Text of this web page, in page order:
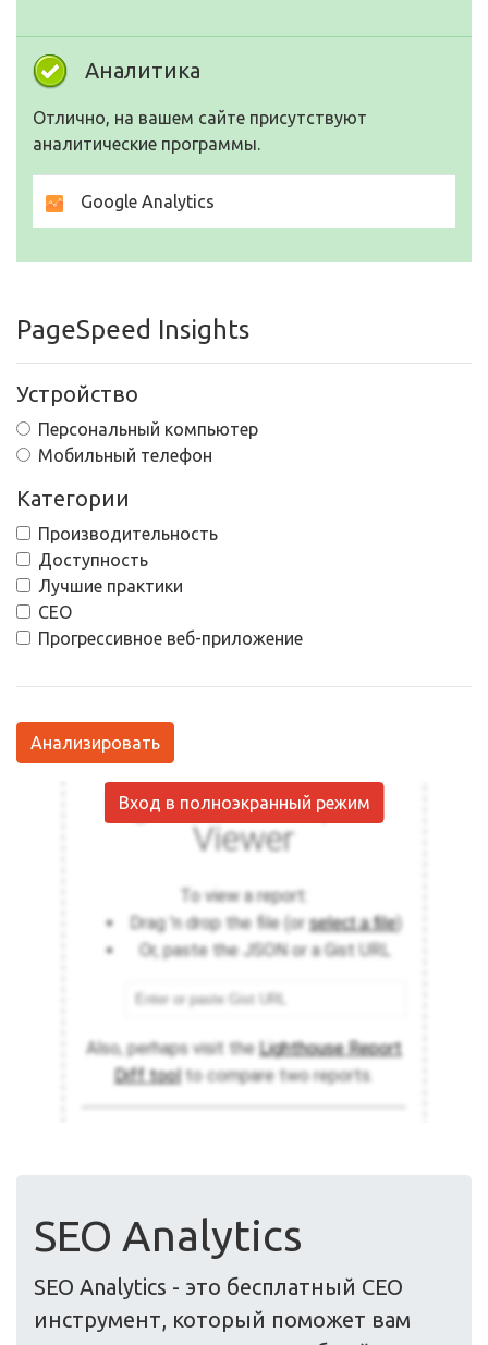
Аналитика
Отлично, на вашем сайте присутствуют
аналитические программы.
Google Analytics
PageSpeed Insights
Устройство
Персональный компьютер
Мобильный телефон
Категории
Производительность
Доступность
Лучшие практики
СЕО
Прогрессивное веб-приложение
Анализировать
Вход в полноэкранный режим
SEO Analytics
SEO Analytics - это бесплатный СЕО
инструмент, который поможет вам